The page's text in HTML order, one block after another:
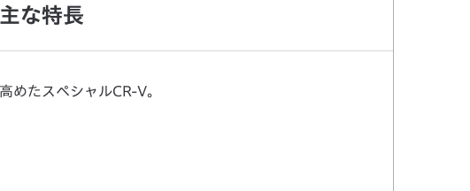
な特長
めたスペシャルCR-V。